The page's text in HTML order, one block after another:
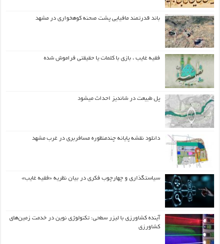
باند قدرتمند مافیایی پشت صحنه کوهخواری در مشهد
فقیه غایب ، بازی با کلمات یا حقیقتی فراموش شده
پل طبیعت در شاندیز احداث میشود
دانلود نقشه پایانه چندمنظوره مسافربری در غرب مشهد
سیاستگذاری و چهارچوب فکری در بیان نظریه «فقیه غایب»
آینده کشاورزی با لیزر سطحی: تکنولوژی نوین در خدمت زمین‌های
کشاورزی